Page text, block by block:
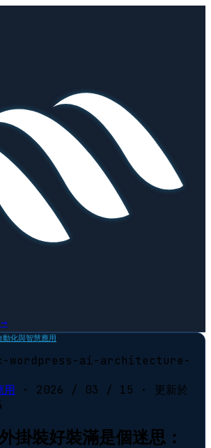
化與智慧應用
wordpress-ai-architecture-
用 · 2026 / 03 / 15
· 更新於
掛裝好裝滿是個迷思：